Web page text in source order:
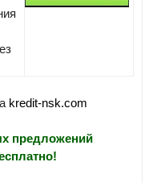
kredit-nsk.com
предложений